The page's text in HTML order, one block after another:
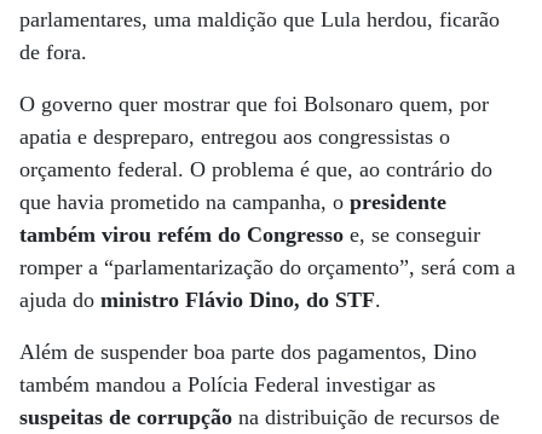
parlamentares, uma maldição que Lula herdou, ficarão
de fora.
O governo quer mostrar que foi Bolsonaro quem, por
apatia e despreparo, entregou aos congressistas o
orçamento federal. O problema é que, ao contrário do
que havia prometido na campanha, o presidente
também virou refém do Congresso e, se conseguir
romper a “parlamentarização do orçamento”, será com a
ajuda do ministro Flávio Dino, do STF.
Além de suspender boa parte dos pagamentos, Dino
também mandou a Polícia Federal investigar as
suspeitas de corrupção na distribuição de recursos de